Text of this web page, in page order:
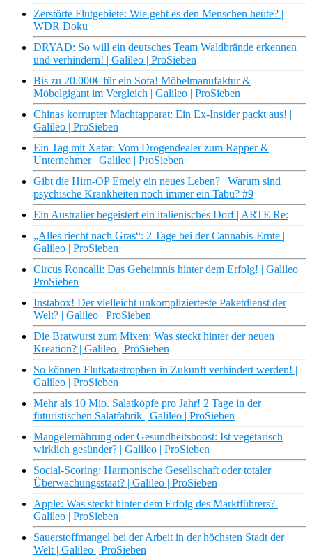
Zerstörte Flutgebiete: Wie geht es den Menschen heute? |
WDR Doku
DRYAD: So will ein deutsches Team Waldbrände erkennen
und verhindern! | Galileo | ProSieben
Bis zu 20.000€ für ein Sofa! Möbelmanufaktur &
Möbelgigant im Vergleich | Galileo | ProSieben
Chinas korrupter Machtapparat: Ein Ex-Insider packt aus! |
Galileo | ProSieben
Ein Tag mit Xatar: Vom Drogendealer zum Rapper &
Unternehmer | Galileo | ProSieben
Gibt die Hirn-OP Emely ein neues Leben? | Warum sind
psychische Krankheiten noch immer ein Tabu? #9
Ein Australier begeistert ein italienisches Dorf | ARTE Re:
„Alles riecht nach Gras“: 2 Tage bei der Cannabis-Ernte |
Galileo | ProSieben
Circus Roncalli: Das Geheimnis hinter dem Erfolg! | Galileo |
ProSieben
Instabox! Der vielleicht unkomplizierteste Paketdienst der
Welt? | Galileo | ProSieben
Die Bratwurst zum Mixen: Was steckt hinter der neuen
Kreation? | Galileo | ProSieben
So können Flutkatastrophen in Zukunft verhindert werden! |
Galileo | ProSieben
Mehr als 10 Mio. Salatköpfe pro Jahr! 2 Tage in der
futuristischen Salatfabrik | Galileo | ProSieben
Mangelernährung oder Gesundheitsboost: Ist vegetarisch
wirklich gesünder? | Galileo | ProSieben
Social-Scoring: Harmonische Gesellschaft oder totaler
Überwachungsstaat? | Galileo | ProSieben
Apple: Was steckt hinter dem Erfolg des Marktführers? |
Galileo | ProSieben
Sauerstoffmangel bei der Arbeit in der höchsten Stadt der
Welt | Galileo | ProSieben